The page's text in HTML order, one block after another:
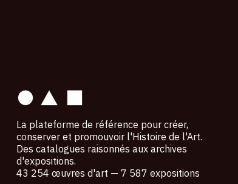
La plateforme de référence pour créer,
conserver et promouvoir l'Histoire de l'Art.
Des catalogues raisonnés aux archives
d'expositions.
43 254 œuvres d'art — 7 587 expositions